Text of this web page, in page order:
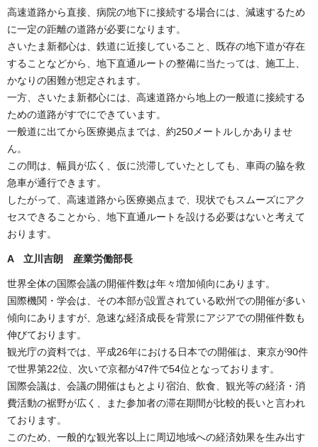
高速道路から直接、病院の地下に接続する場合には、減速するため
に一定の距離の道路が必要になります。
さいたま新都心は、鉄道に近接していること、既存の地下道が存在
することなどから、地下直通ルートの整備に当たっては、施工上、
かなりの困難が想定されます。
一方、さいたま新都心には、高速道路から地上の一般道に接続する
ための道路がすでにできています。
一般道に出てから医療拠点までは、約250メートルしかありませ
ん。
この間は、幅員が広く、仮に渋滞していたとしても、車両の脇を救
急車が通行できます。
したがって、高速道路から医療拠点まで、現状でもスムーズにアク
セスできることから、地下直通ルートを設ける必要はないと考えて
おります。
A 立川吉朗 産業労働部長
世界全体の国際会議の開催件数は年々増加傾向にあります。
国際機関・学会は、その本部が設置されている欧州での開催が多い
傾向にありますが、急速な経済成長を背景にアジアでの開催件数も
伸びております。
観光庁の資料では、平成26年における日本での開催は、東京が90件
で世界第22位、次いで京都が47件で54位となっております。
国際会議は、会議の開催はもとより宿泊、飲食、観光等の経済・消
費活動の裾野が広く、また参加者の滞在期間が比較的長いと言われ
ております。
このため、一般的な観光客以上に周辺地域への経済効果を生み出す